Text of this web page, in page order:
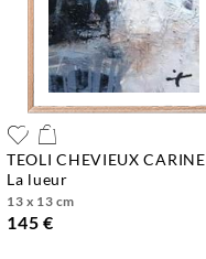
TEOLI CHEVIEUX CARINE
la lueur
13 x 13 cm
145 €